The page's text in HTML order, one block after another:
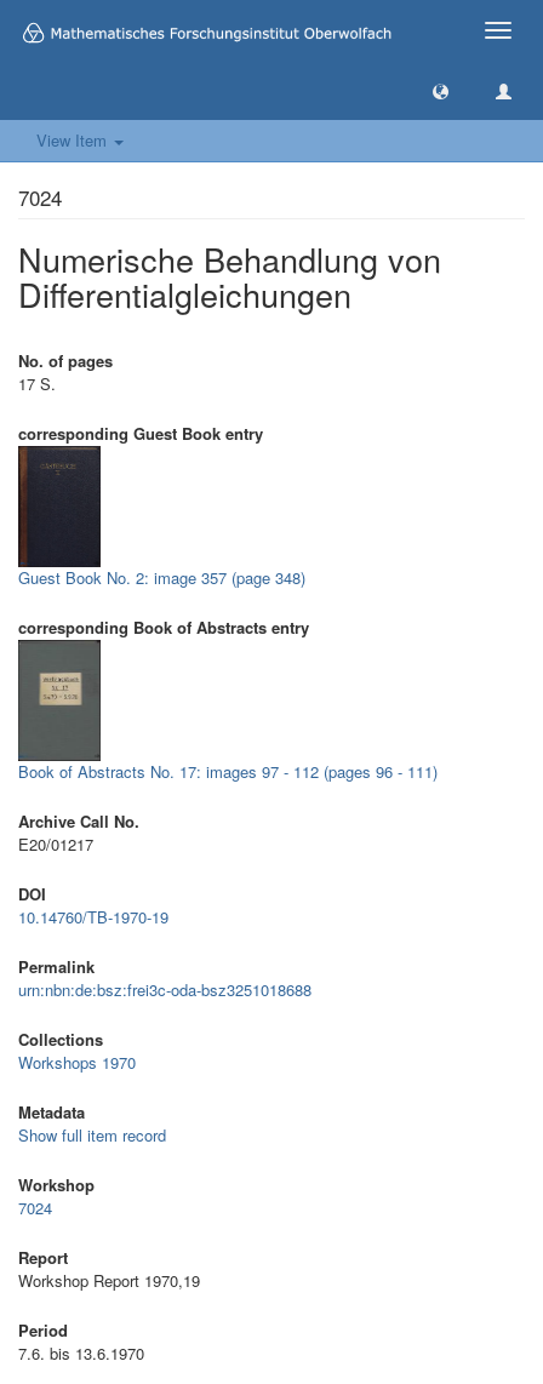
Toggle
View Item
7024
Numerische Behandlung von
Differentialgleichungen
No. of pages
17 S.
corresponding Guest Book entry
Guest Book No. 2: image 357 (page 348)
corresponding Book of Abstracts entry
Book of Abstracts No. 17: images 97 - 112 (pages 96 - 111)
Archive Call No.
E20/01217
DOI
10.14760/TB-1970-19
Permalink
urn:nbn:de:bsz:frei3c-oda-bsz3251018688
Collections
Workshops 1970
Metadata
Show full item record
Workshop
7024
Report
Workshop Report 1970,19
Period
7.6. bis 13.6.1970